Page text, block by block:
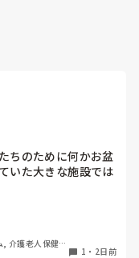
ちのために何かお盆
いた大きな施設では
にそれ用のスペース
と少しです。何か
お願いします。
介護老人保健施
1 ・ 2日前